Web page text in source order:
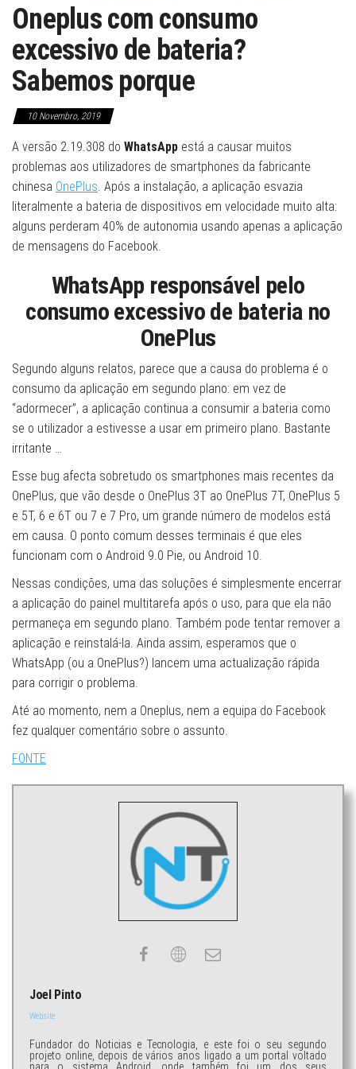
Oneplus com consumo
excessivo de bateria?
Sabemos porque
10 Novembro, 2019
A versão 2.19.308 do WhatsApp está a causar muitos
problemas aos utilizadores de smartphones da fabricante
chinesa OnePlus. Após a instalação, a aplicação esvazia
literalmente a bateria de dispositivos em velocidade muito alta:
alguns perderam 40% de autonomia usando apenas a aplicação
de mensagens do Facebook.
WhatsApp responsável pelo
consumo excessivo de bateria no
OnePlus
Segundo alguns relatos, parece que a causa do problema é o
consumo da aplicação em segundo plano: em vez de
“adormecer”, a aplicação continua a consumir a bateria como
se o utilizador a estivesse a usar em primeiro plano. Bastante
irritante …
Esse bug afecta sobretudo os smartphones mais recentes da
OnePlus, que vão desde o OnePlus 3T ao OnePlus 7T, OnePlus 5
e 5T, 6 e 6T ou 7 e 7 Pro, um grande número de modelos está
em causa. O ponto comum desses terminais é que eles
funcionam com o Android 9.0 Pie, ou Android 10.
Nessas condições, uma das soluções é simplesmente encerrar
a aplicação do painel multitarefa após o uso, para que ela não
permaneça em segundo plano. Também pode tentar remover a
aplicação e reinstalá-la. Ainda assim, esperamos que o
WhatsApp (ou a OnePlus?) lancem uma actualização rápida
para corrigir o problema.
Até ao momento, nem a Oneplus, nem a equipa do Facebook
fez qualquer comentário sobre o assunto.
FONTE
Joel Pinto
Website
Fundador do Noticias e Tecnologia, e este foi o seu segundo
projeto online, depois de vários anos ligado a um portal voltado